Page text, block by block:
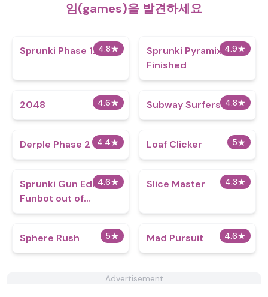
임(games)을 발견하세요
4.8★
Sprunki Phase 12 4.9★
Sprunki Pyramixed
Finished
4.6★
2048 4.8★
Subway Surfers
4.4★
Derple Phase 2 5★
Loaf Clicker
4.6★
Sprunki Gun Edition -
Funbot out of
Control
4.3★
Slice Master
5★
Sphere Rush 4.6★
Mad Pursuit
Advertisement